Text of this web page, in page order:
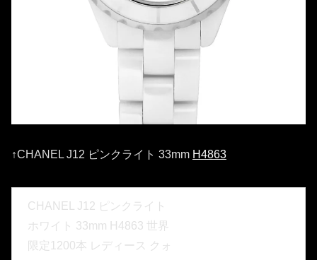
↑CHANEL J12 ピンクライト 33mm H4863
CHANEL J12 ピンクライト
ホワイト 33mm H4863 世界
限定1200本 レディース クォ